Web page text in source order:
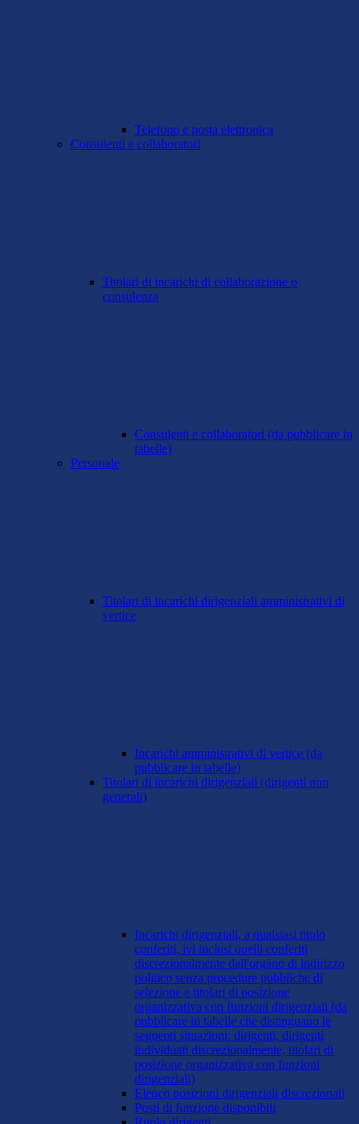
Telefono e posta elettronica
Consulenti e collaboratori
Titolari di incarichi di collaborazione o
consulenza
Consulenti e collaboratori (da pubblicare in
tabelle)
Personale
Titolari di incarichi dirigenziali amministrativi di
vertice
Incarichi amministrativi di vertice (da
pubblicare in tabelle)
Titolari di incarichi dirigenziali (dirigenti non
generali)
Incarichi dirigenziali, a qualsiasi titolo
conferiti, ivi inclusi quelli conferiti
discrezionalmente dall'organo di indirizzo
politico senza procedure pubbliche di
selezione e titolari di posizione
organizzativa con funzioni dirigenziali (da
pubblicare in tabelle che distinguano le
seguenti situazioni: dirigenti, dirigenti
individuati discrezionalmente, titolari di
posizione organizzativa con funzioni
dirigenziali)
Elenco posizioni dirigenziali discrezionali
Posti di funzione disponibili